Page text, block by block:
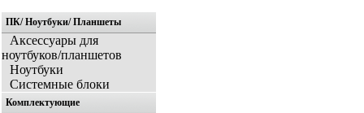
ПК/ Ноутбуки/ Планшеты
Аксессуары для
ноутбуков/планшетов
Ноутбуки
Системные блоки
Комплектующие